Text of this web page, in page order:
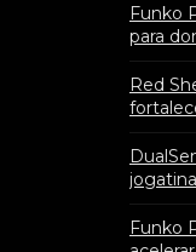
Funko
para
Red
Funko